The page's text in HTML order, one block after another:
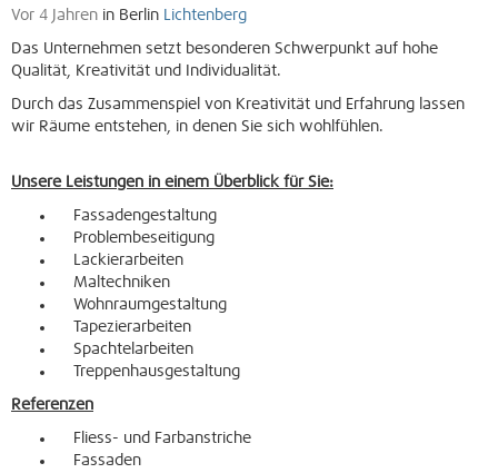
Vor 4 Jahren in Berlin Lichtenberg
Das Unternehmen setzt besonderen Schwerpunkt auf hohe
Qualität, Kreativität und Individualität.
Durch das Zusammenspiel von Kreativität und Erfahrung lassen
wir Räume entstehen, in denen Sie sich wohlfühlen.
Unsere Leistungen in einem Überblick für Sie:
Fassadengestaltung
Problembeseitigung
Lackierarbeiten
Maltechniken
Wohnraumgestaltung
Tapezierarbeiten
Spachtelarbeiten
Treppenhausgestaltung
Referenzen
Fliess- und Farbanstriche
Fassaden